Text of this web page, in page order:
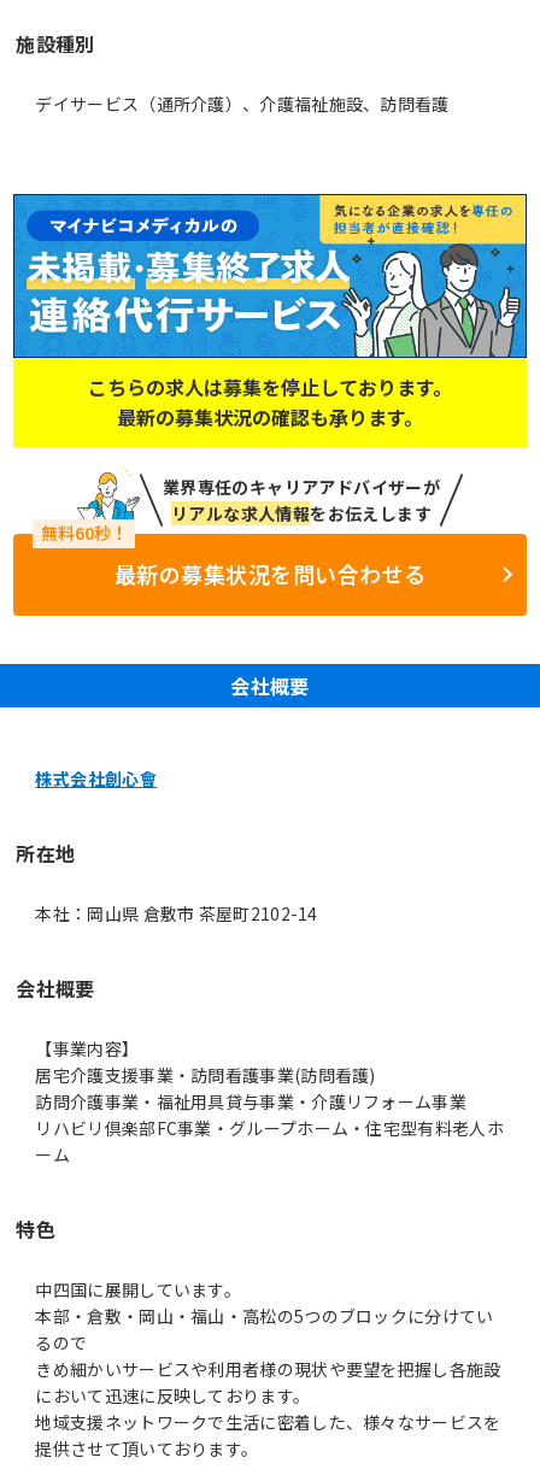
施設種別
デイサービス（通所介護）、介護福祉施設、訪問看護
こちらの求人は募集を停止しております。
最新の募集状況の確認も承ります。
業界専任のキャリアアドバイザーが
リアルな求人情報をお伝えします
最新の募集状況を問い合わせる
会社概要
株式会社創心會
所在地
本社：岡山県 倉敷市 茶屋町2102-14
会社概要
【事業内容】
居宅介護支援事業・訪問看護事業(訪問看護)
訪問介護事業・福祉用具貸与事業・介護リフォーム事業
リハビリ倶楽部FC事業・グループホーム・住宅型有料老人ホ
ーム
特色
中四国に展開しています。
本部・倉敷・岡山・福山・高松の5つのブロックに分けてい
るので
きめ細かいサービスや利用者様の現状や要望を把握し各施設
において迅速に反映しております。
地域支援ネットワークで生活に密着した、様々なサービスを